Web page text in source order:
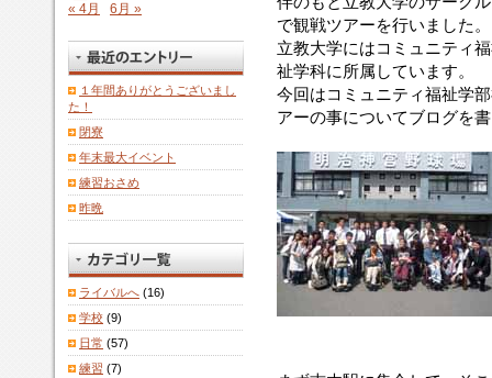
で観戦ツアーを行いました。
立教大学にはコミュニティ
祉学科に所属しています。
今回はコミュニティ福祉学
アーの事についてブログを
« 4月 6月 »
１年間ありがとうございまし
た！
閉寮
年末最大イベント
練習おさめ
昨晩
ライバルへ (16)
学校 (9)
日常 (57)
練習 (7)